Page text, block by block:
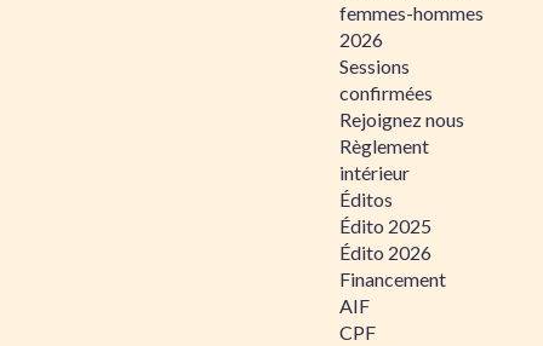
femmes-hommes
2026
Sessions
confirmées
Rejoignez nous
Règlement
intérieur
Éditos
Édito 2025
Édito 2026
Financement
AIF
CPF